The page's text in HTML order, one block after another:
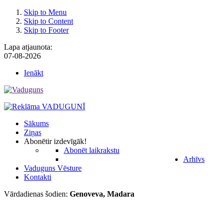
Skip to Menu
Skip to Content
Skip to Footer
Lapa atjaunota:
07-08-2026
Ienākt
Sākums
Ziņas
Abonētir izdevīgāk!
Abonēt laikrakstu
Arhīvs
Vaduguns Vēsture
Kontakti
Vārdadienas šodien: Genoveva, Madara